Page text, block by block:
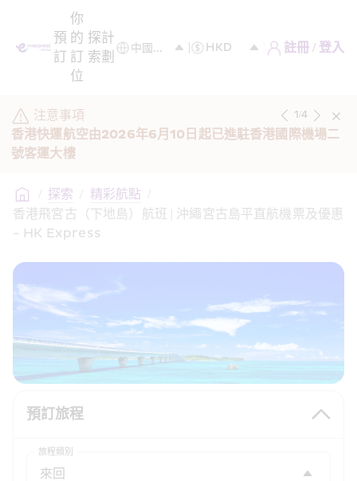
預
訂
你
的
訂
位
探
索
計
劃
註冊 / 登入
注意事項
香港快運航空由2026年6月10日起已進駐香港國際機場二
號客運大樓
1/4
/ 探索 / 精彩航點 /
香港飛宮古（下地島）航班 | 沖繩宮古島平直航機票及優惠
- HK Express
預訂旅程
旅程類別